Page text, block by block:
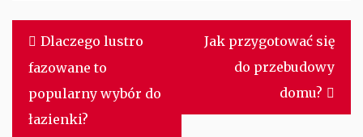
Nawigacja
wpisu
Dlaczego lustro
fazowane to
popularny wybór do
łazienki?
Jak przygotować się
do przebudowy
domu?